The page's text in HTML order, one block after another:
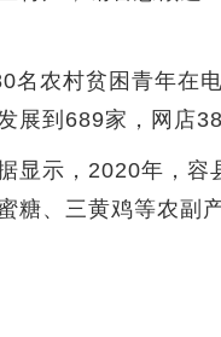
农村贫困青年在电
展到689家，网店
示，2020年，容
糖、三黄鸡等农副